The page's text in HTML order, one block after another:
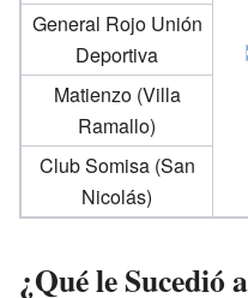
General Rojo Unión
Deportiva
Matienzo (Villa
Ramallo)
Club Somisa (San
Nicolás)
¿Qué le Sucedió